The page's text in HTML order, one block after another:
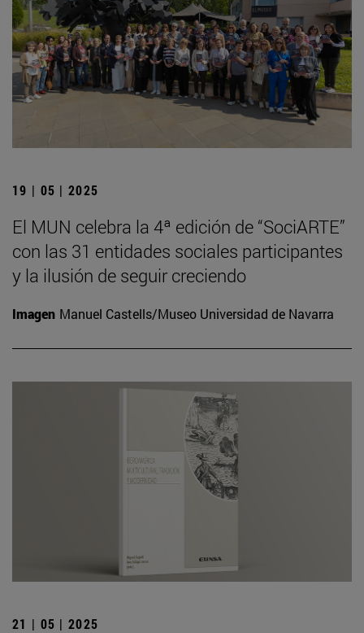
19 | 05 | 2025
El MUN celebra la 4ª edición de “SociARTE”
con las 31 entidades sociales participantes
y la ilusión de seguir creciendo
Imagen Manuel Castells/Museo Universidad de Navarra
21 | 05 | 2025